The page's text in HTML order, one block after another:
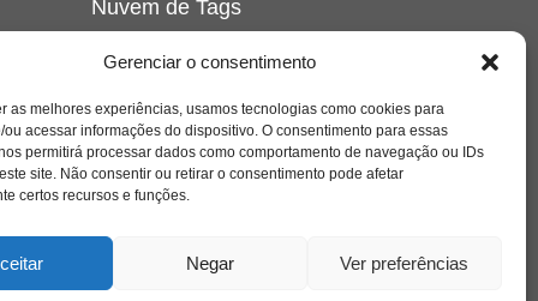
Gerenciar o consentimento
as melhores experiências, usamos tecnologias como cookies para
ou acessar informações do dispositivo. O consentimento para essas
permitirá processar dados como comportamento de navegação ou IDs
site. Não consentir ou retirar o consentimento pode afetar
certos recursos e funções.
Negar Ver preferências
Nuvem de Tags
crianca cuidado cultura depressao
educação família filme
freud infância insight jung liberdade livro
loucura luto maternidade
psicologia relato